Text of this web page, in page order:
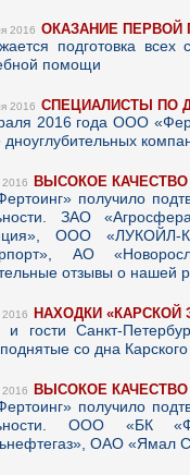
2016 ОКАЗАНИЕ
подготовка
помощи
2016 СПЕЦИАЛИСТЫ ПО
2016 года ООО
ВЫСОКОЕ
получило
ЗАО
ООО «ЛУКОЙЛ-
АО
отзывы о нашей
2016 НАХОДКИ «КАРСКОЙ
гости Санкт-
со дна
2016 ВЫСОКОЕ
получило
ООО «БК
ОАО «Ямал